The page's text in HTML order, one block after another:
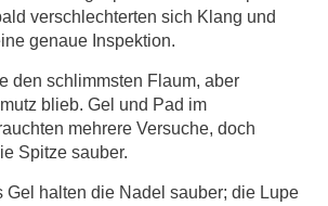
verschlechterten sich Klang und
genaue Inspektion.
den schlimmsten Flaum, aber
blieb. Gel und Pad im
mehrere Versuche, doch
Spitze sauber.
Gel halten die Nadel sauber; die Lupe